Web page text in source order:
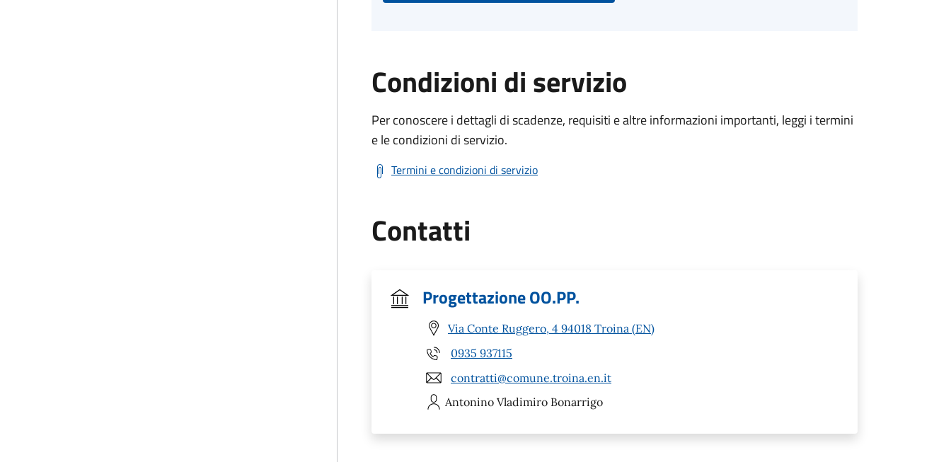
Condizioni di servizio
Per conoscere i dettagli di scadenze, requisiti e altre informazioni importanti, leggi i termini
e le condizioni di servizio.
Termini e condizioni di servizio
Contatti
Progettazione OO.PP.
Via Conte Ruggero, 4 94018 Troina (EN)
0935 937115
contratti@comune.troina.en.it
Antonino Vladimiro Bonarrigo